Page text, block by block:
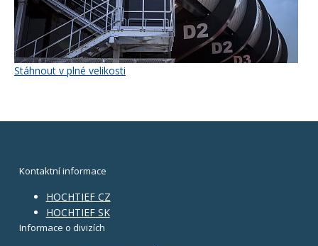
Stáhnout v plné velikosti
Kontaktní informace
HOCHTIEF CZ
HOCHTIEF SK
Informace o divizích